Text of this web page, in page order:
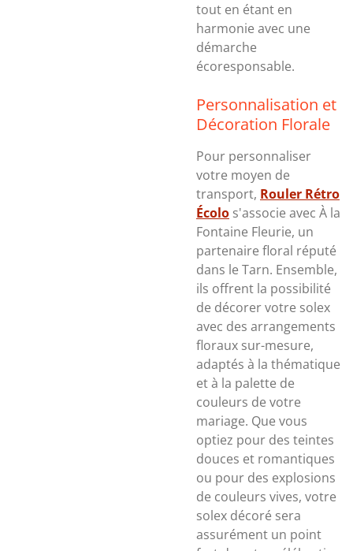
tout en étant en
harmonie avec une
démarche
écoresponsable.
Personnalisation et
Décoration Florale
Pour personnaliser
votre moyen de
transport, Rouler Rétro
Écolo s'associe avec À la
Fontaine Fleurie, un
partenaire floral réputé
dans le Tarn. Ensemble,
ils offrent la possibilité
de décorer votre solex
avec des arrangements
floraux sur-mesure,
adaptés à la thématique
et à la palette de
couleurs de votre
mariage. Que vous
optiez pour des teintes
douces et romantiques
ou pour des explosions
de couleurs vives, votre
solex décoré sera
assurément un point